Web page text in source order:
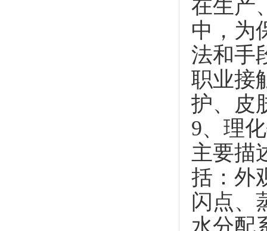
在生产
中，为
法和手
职业接
护、皮
9、理
主要描
括：外
闪点、